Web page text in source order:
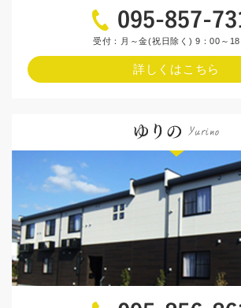
受付：月～金(祝日除く) 9：00～
詳しくはこちら